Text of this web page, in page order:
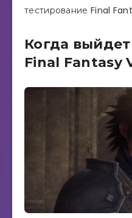
тестирование Final
Когда выйдет
Final Fantasy